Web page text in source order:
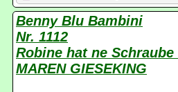
Benny Blu Bambini
Nr. 1112
Robine hat ne
MAREN GIESEKING